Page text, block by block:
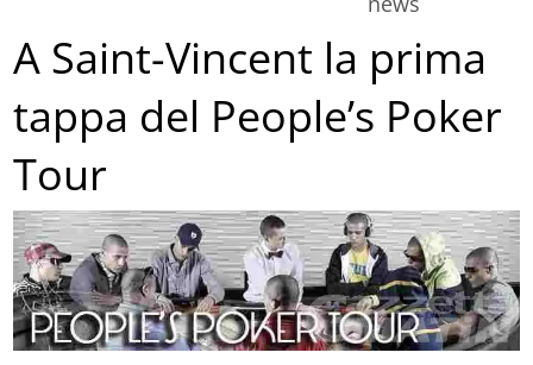
A Saint-Vincent la prima
tappa del People’s Poker
Tour